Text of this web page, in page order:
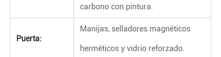
carbono con pintura.
Puerta:
Manijas, selladores magnéticos
herméticos y vidrio reforzado.